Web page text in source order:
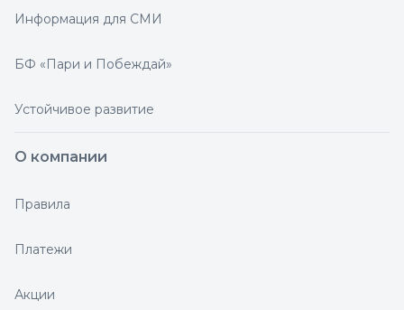
Информация для СМИ
БФ «Пари и Побеждай»
Устойчивое развитие
О компании
Правила
Платежи
Акции